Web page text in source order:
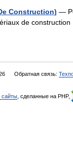
Construction) —
de
Обратная связь:
сайты , сделанные на PHP,